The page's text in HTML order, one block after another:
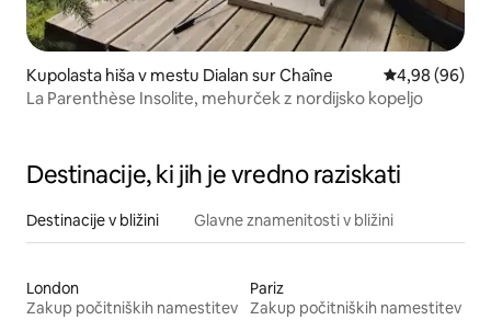
Kupolasta hiša v mestu Dialan sur Chaîne Povprečna
4,98 (96)
La Parenthèse Insolite, mehurček z nordijsko kopeljo
Destinacije, ki jih je vredno raziskati
Destinacije v bližini Glavne znamenitosti v bližini
London
Zakup počitniških namestitev
Pariz
Zakup počitniških namestitev